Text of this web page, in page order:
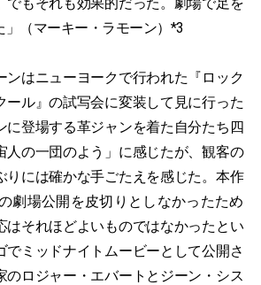
」（マーキー・ラモーン）*3
はニューヨークで行われた『ロック
ール』の試写会に変装して見に行った
に登場する革ジャンを着た自分たち四
人の一団のよう」に感じたが、観客の
りには確かな手ごたえを感じた。本作
劇場公開を皮切りとしなかったため
はそれほどよいものではなかったとい
でミッドナイトムービーとして公開さ
のロジャー・エバートとジーン・シス